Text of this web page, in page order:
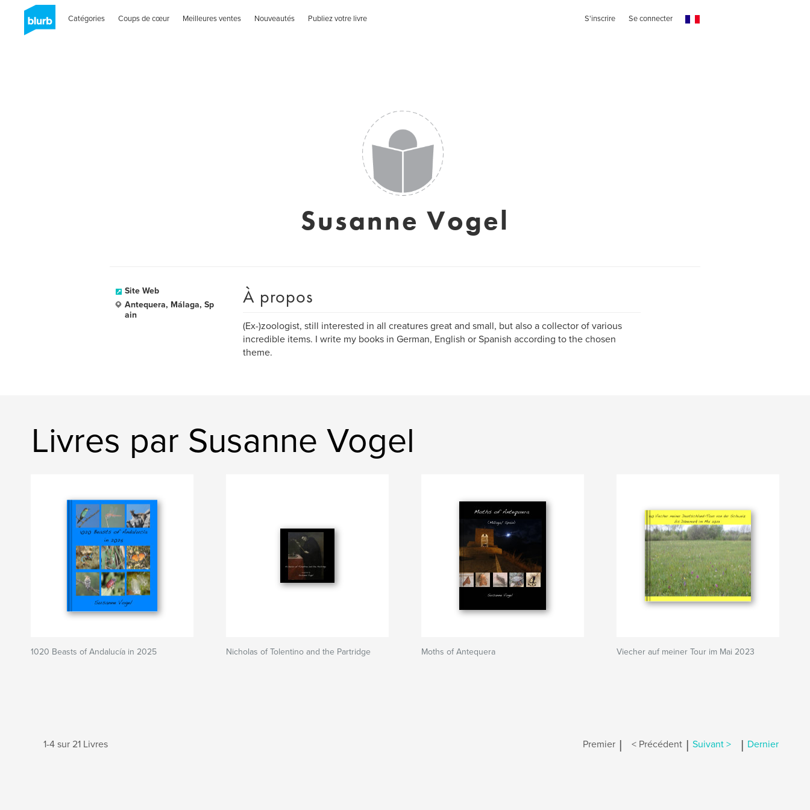
Catégories Coups de cœur Meilleures ventes Nouveautés Publiez votre livre S'inscrire Se connecter
Susanne Vogel
Site Web
Antequera, Málaga, Sp
ain
À propos
(Ex-)zoologist, still interested in all creatures great and small, but also a collector of various
incredible items. I write my books in German, English or Spanish according to the chosen
theme.
Livres par Susanne Vogel
1020 Beasts of Andalucía in 2025 Nicholas of Tolentino and the Partridge Moths of Antequera Viecher auf meiner Tour im Mai 2023
1-4 sur 21 Livres Premier | < Précédent | Suivant > | Dernier